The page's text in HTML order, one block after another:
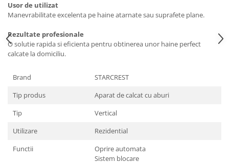
accesori inghetata
Aparate de facut inghetata
Preparare paine
Masini de facut paine
Storcatoare
Storcatoare
Usor de utilizat
Manevrabilitate excelenta pe haine atarnate sau suprafete plane.
Rezultate profesionale
O solutie rapida si eficienta pentru obtinerea unor haine perfect
calcate la domiciliu.
Brand
STARCREST
Tip produs
Aparat de calcat cu aburi
Tip
Vertical
Utilizare
Rezidential
Functii
Oprire automata
Sistem blocare